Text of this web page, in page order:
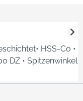
HSS-Co •
DZ • Spitzenwinkel